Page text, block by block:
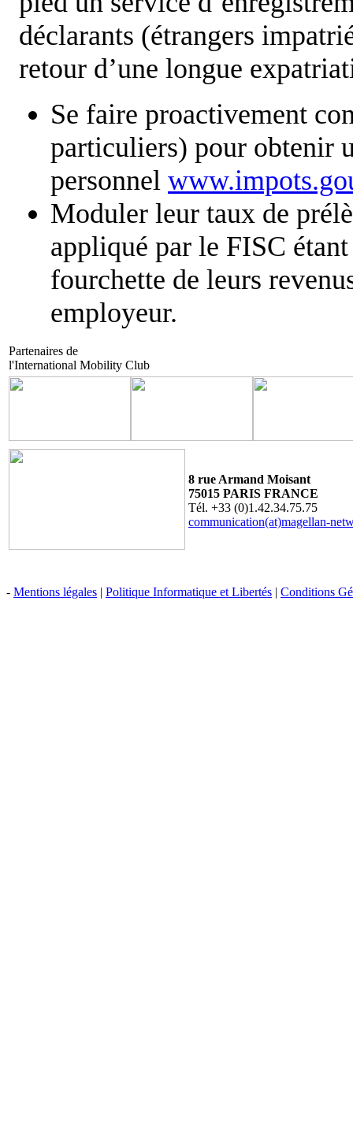
déclarants (étrangers
retour d’une longue
Se faire proactivement
particuliers) pour obtenir
personnel
Moduler leur taux de
appliqué par le FISC
fourchette de leurs
employeur.
Partenaires de
l'International Mobility Club
8 rue Armand Moisant
75015 PARIS FRANCE
Tél. +33 (0)1.42.34.75.75
communication(at)magellan-
- Mentions légales | Politique Informatique et Libertés | Conditions